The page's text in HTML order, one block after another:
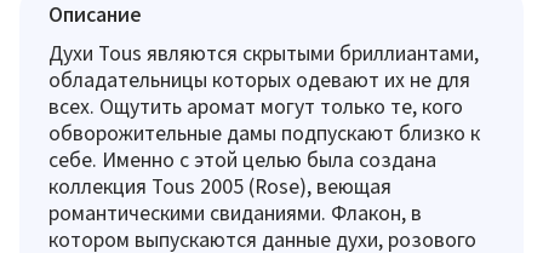
Описание
Духи Tous являются скрытыми бриллиантами,
обладательницы которых одевают их не для
всех. Ощутить аромат могут только те, кого
обворожительные дамы подпускают близко к
себе. Именно с этой целью была создана
коллекция Tous 2005 (Rose), веющая
романтическими свиданиями. Флакон, в
котором выпускаются данные духи, розового